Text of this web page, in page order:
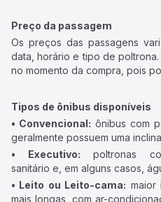
Preço da passagem
Os preços das passagens
data, horário e tipo de
no momento da compra, pois
Tipos de ônibus disponíveis
• Convencional: ônibus com
geralmente possuem uma
• Executivo: poltronas
sanitário e, em alguns casos,
• Leito ou Leito-cama: maior
mais longas, com ar-